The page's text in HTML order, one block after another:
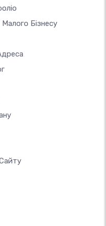
Бізнесу